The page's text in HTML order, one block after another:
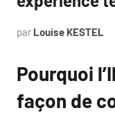
par Louise KESTEL
Pourquoi
façon de